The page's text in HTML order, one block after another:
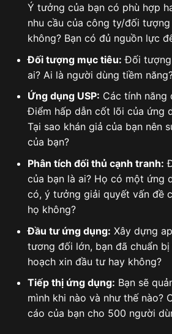
Ý tưởng của bạn có phù hợp
nhu cầu của công ty/đối
không? Bạn có đủ nguồn lực
Đối tượng mục tiêu: Đối tượng
ai? Ai là người dùng tiềm
Ứng dụng USP: Các tính năng
Điểm hấp dẫn cốt lõi của ứng
Tại sao khán giả của bạn nên
của bạn?
Phân tích đối thủ cạnh tranh:
của bạn là ai? Họ có một ứng
có, ý tưởng giải quyết vấn đề
họ không?
Đầu tư ứng dụng: Xây dựng
tương đối lớn, bạn đã chuẩn
hoạch xin đầu tư hay không?
Tiếp thị ứng dụng: Bạn sẽ
mình khi nào và như thế nào?
cáo của bạn cho 500 người